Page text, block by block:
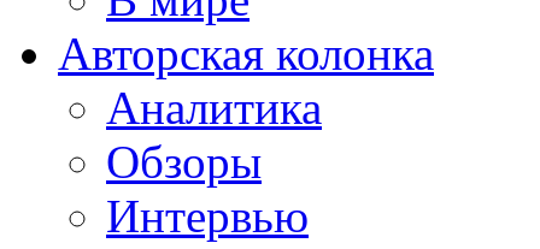
Авторская колонка
Аналитика
Обзоры
Интервью